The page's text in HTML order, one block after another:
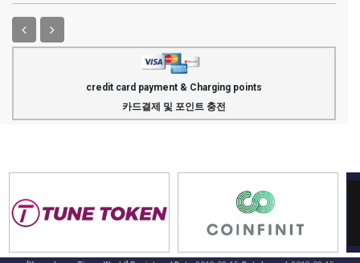
credit card payment & Charging points
카드결제 및 포인트 충전